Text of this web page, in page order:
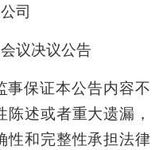
司
议决议公告
事保证本公告内容不
述或者重大遗漏，
性和完整性承担法律